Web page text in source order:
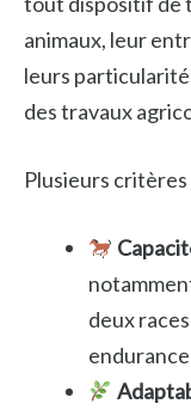
animaux, leur
leurs
des travaux
Plusieurs
deux